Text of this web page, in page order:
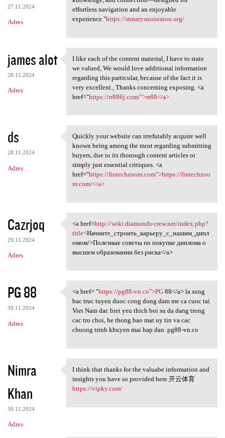
27.11.2024
Adres
effortless navigation and an enjoyable
experience."https://stmarysnuneaton.org/
james alot
28.11.2024
Adres
I like each of the content
I like each of the content material, I have to state
we valued, We would love additional information
regarding this particular, because of the fact it is
very excellent., Thanks concerning exposing. <a
href="https://rr886j.com/">rr88</a>
ds
28.11.2024
Adres
Quickly your website can
Quickly your website can irrefutably acquire well
known being among the most regarding submitting
buyers, due to its thorough content articles or
simply just essential critiques. <a
href="https://fintechzoom.com">https://fintechzoo
m.com/</a>
Cazrjoq
29.11.2024
Adres
<a href=http://wiki.diamonds
<a href=http://wiki.diamonds-crew.net/index.php?
title=Начните_строить_карьеру_с_нашим_дипл
омом/>Полезные советы по покупке диплома о
высшем образовании без риска</a>
PG 88
30.11.2024
Adres
<a href= "https://pg88-vn.co"
<a href= "https://pg88-vn.co">PG88</a> la song
bac truc tuyen duoc cong dong dam me ca cuoc tai
Viet Nam dac biet yeu thich boi su da dang trong
cac tro choi, he thong bao mat uy tin va cac
chuong trinh khuyen mai hap dan. pg88-vn.co
Nimra
Khan
30.11.2024
Adres
I think that thanks for the
I think that thanks for the valuabe information and
insights you have so provided here.开云体育
https://vipky.com/